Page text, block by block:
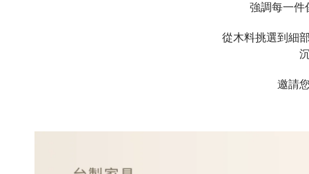
強調每一件
從木料挑選到細
邀請